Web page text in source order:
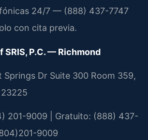
24/7 — (888) 437-7747
con cita previa.
SRIS, P.C. — Richmond
Springs Dr Suite 300 Room 359,
201-9009 | Gratuito: (888) 437-
9009